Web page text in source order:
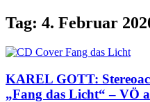
Tag: 4. Februar
KAREL GOTT:
„Fang das Licht“ – VÖ